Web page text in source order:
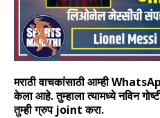
मराठी वाचकांसाठी आम्ही
केला आहे. तुम्हाला त्यामध्ये नविन
तुम्ही ग्रुप joint करा.